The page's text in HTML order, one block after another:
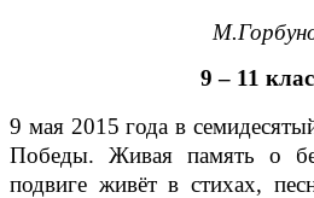
9 – 11
9 мая 2015 года в
Победы. Живая память о
подвиге живёт в стихах,